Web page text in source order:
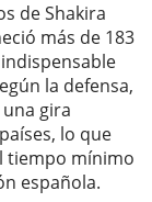
de Shakira
más de 183
la defensa,
gira
lo que
tiempo mínimo
española.